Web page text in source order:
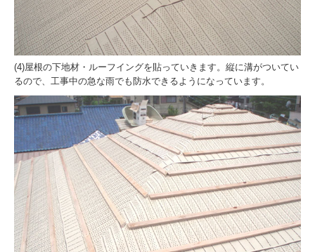
リンク集
過去のお知らせ
(4)屋根の下地材・ルーフイングを貼っていきます。縦に溝がついてい
るので、工事中の急な雨でも防水できるようになっています。